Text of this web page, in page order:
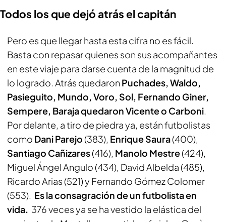
Todos los que dejó atrás el capitán
Pero es que llegar hasta esta cifra no es fácil.
Basta con repasar quienes son sus acompañantes
en este viaje para darse cuenta de la magnitud de
lo logrado. Atrás quedaron Puchades, Waldo,
Pasieguito, Mundo, Voro, Sol, Fernando Giner,
Sempere, Baraja quedaron Vicente o Carboni.
Por delante, a tiro de piedra ya, están futbolistas
como Dani Parejo(383), Enrique Saura(400),
Santiago Cañizares(416), Manolo Mestre(424),
Miguel Ángel Angulo (434), David Albelda (485),
Ricardo Arias (521) y Fernando Gómez Colomer
(553). Es la consagración de un futbolista en
vida. 376 veces ya se ha vestido la elástica del